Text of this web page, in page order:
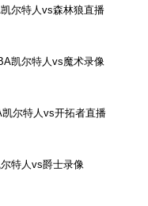
尔特人vs森林狼直播
凯尔特人vs魔术录像
凯尔特人vs开拓者直播
特人vs爵士录像